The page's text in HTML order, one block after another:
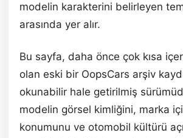
modelin karakterini belirleyen
arasında yer alır.
Bu sayfa, daha önce çok kısa
olan eski bir OopsCars arşiv
okunabilir hale getirilmiş
modelin görsel kimliğini, marka
konumunu ve otomobil kültürü